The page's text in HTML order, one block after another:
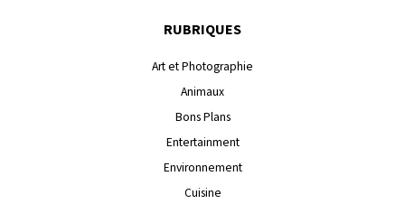
RUBRIQUES
Art et Photographie
Animaux
Bons Plans
Entertainment
Environnement
Cuisine